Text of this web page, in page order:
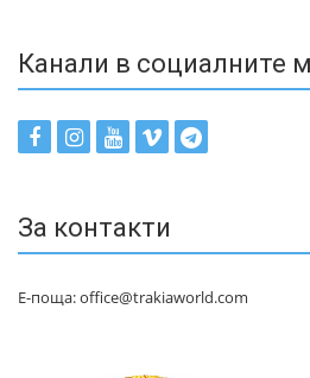
Канали в социалните
За контакти
Е-поща: office@trakiaworld.com